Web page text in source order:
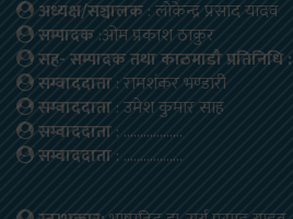
अध्यक्ष/सञ्चालक: लोकेन्द्र प्रसाद यादव
सम्पादक:ओम प्रकाश ठाकुर
सह- सम्पादक तथा काठमाडौ प्रतिनिधि :
सम्वाददाता: रामशंकर भण्डारी
सम्वाददाता: उमेश कुमार साह
सम्वाददाता: ………………
सम्वाददाता: ………………